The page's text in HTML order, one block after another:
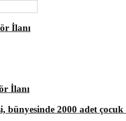
İlanı
İlanı
bünyesinde 2000 adet